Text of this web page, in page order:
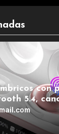
con
5.4,
y de